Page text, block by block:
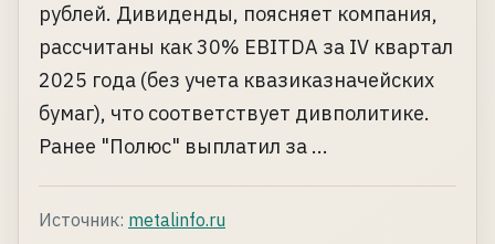
рублей. Дивиденды, поясняет компания,
рассчитаны как 30% EBITDA за IV квартал
2025 года (без учета квазиказначейских
бумаг), что соответствует дивполитике.
Ранее "Полюс" выплатил за ...
Источник: metalinfo.ru